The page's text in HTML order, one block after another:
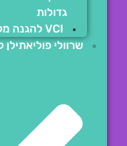
גדולות
VCI להגנה מקורוזיה
שרוולי פוליאתילן